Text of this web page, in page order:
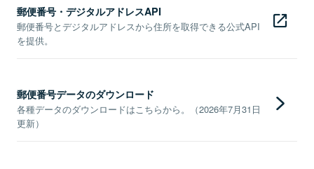
郵便番号・デジタルアドレスAPI
郵便番号とデジタルアドレスから住所を取得できる公式API
を提供。
郵便番号データのダウンロード
各種データのダウンロードはこちらから。（2026年7月31日
更新）